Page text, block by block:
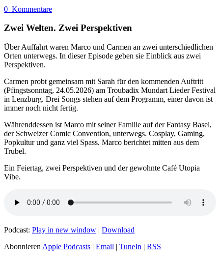
0 Kommentare
Zwei Welten. Zwei Perspektiven
Über Auffahrt waren Marco und Carmen an zwei unterschiedlichen
Orten unterwegs. In dieser Episode geben sie Einblick aus zwei
Perspektiven.
Carmen probt gemeinsam mit Sarah für den kommenden Auftritt
(Pfingstsonntag, 24.05.2026) am Troubadix Mundart Lieder Festival
in Lenzburg. Drei Songs stehen auf dem Programm, einer davon ist
immer noch nicht fertig.
Währenddessen ist Marco mit seiner Familie auf der Fantasy Basel,
der Schweizer Comic Convention, unterwegs. Cosplay, Gaming,
Popkultur und ganz viel Spass. Marco berichtet mitten aus dem
Trubel.
Ein Feiertag, zwei Perspektiven und der gewohnte Café Utopia
Vibe.
Podcast: Play in new window | Download
Abonnieren Apple Podcasts | Email | TuneIn | RSS